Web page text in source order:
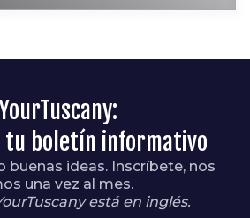
tu boletín informativo
buenas ideas. Inscríbete, nos
una vez al mes.
está en inglés.